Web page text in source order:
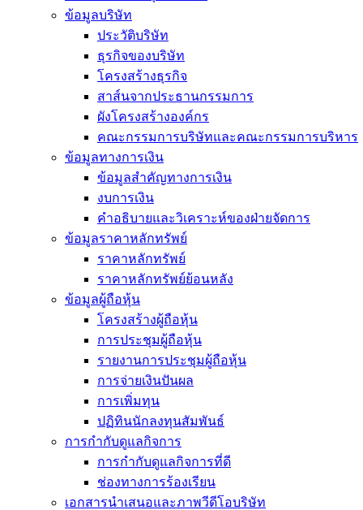
ข้อมูลบริษัท
ประวัติบริษัท
ธุรกิจของบริษัท
โครงสร้างธุรกิจ
สาส์นจากประธานกรรมการ
ผังโครงสร้างองค์กร
คณะกรรมการบริษัทและคณะกรรมการบริหาร
ข้อมูลทางการเงิน
ข้อมูลสำคัญทางการเงิน
งบการเงิน
คำอธิบายและวิเคราะห์ของฝ่ายจัดการ
ข้อมูลราคาหลักทรัพย์
ราคาหลักทรัพย์
ราคาหลักทรัพย์ย้อนหลัง
ข้อมูลผู้ถือหุ้น
โครงสร้างผู้ถือหุ้น
การประชุมผู้ถือหุ้น
รายงานการประชุมผู้ถือหุ้น
การจ่ายเงินปันผล
การเพิ่มทุน
ปฏิทินนักลงทุนสัมพันธ์
การกำกับดูแลกิจการ
การกำกับดูแลกิจการที่ดี
ช่องทางการร้องเรียน
เอกสารนำเสนอและภาพวีดีโอบริษัท